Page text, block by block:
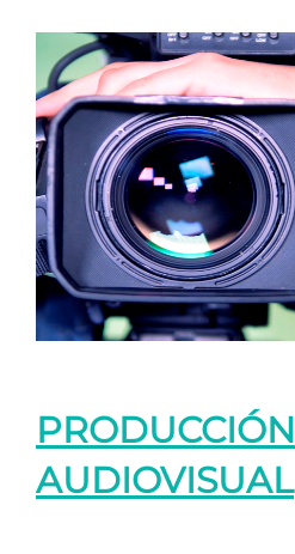
PRODUCCIÓN
AUDIOVISUAL